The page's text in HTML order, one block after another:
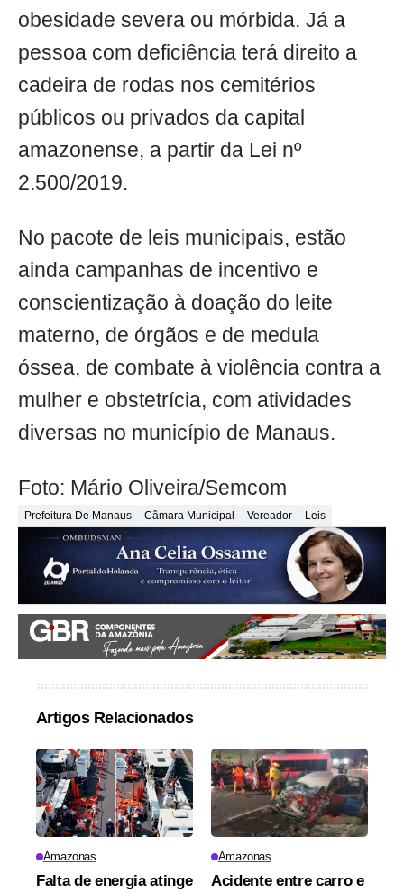
obesidade severa ou mórbida. Já a
pessoa com deficiência terá direito a
cadeira de rodas nos cemitérios
públicos ou privados da capital
amazonense, a partir da Lei nº
2.500/2019.
No pacote de leis municipais, estão
ainda campanhas de incentivo e
conscientização à doação do leite
materno, de órgãos e de medula
óssea, de combate à violência contra a
mulher e obstetrícia, com atividades
diversas no município de Manaus.
Foto: Mário Oliveira/Semcom
Prefeitura De Manaus Câmara Municipal Vereador Leis
Artigos Relacionados
Amazonas
Falta de energia atinge
Amazonas
Acidente entre carro e